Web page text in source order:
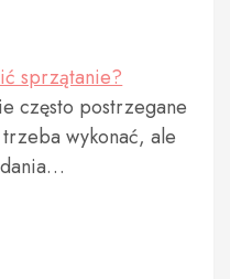
sprzątanie?
często postrzegane
wykonać, ale